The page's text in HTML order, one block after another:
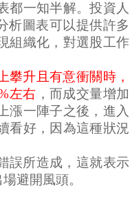
都一知半解。投資人
析圖表可以提供許多
組織化，對選股工作
攀升且有意衝關時，
左右 ，而成交量增加
漲一陣子之後，進入
看好，因為這種狀況
誤所造成，這就表示
避開風頭。